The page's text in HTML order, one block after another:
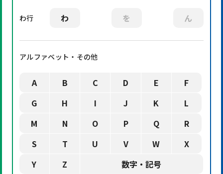
わ行 わ を ん
アルファベット・その他
A B C D E
F
G
H I J K
L
M
N O P Q
R
S
T U V W
X
Y
Z 数字・記号